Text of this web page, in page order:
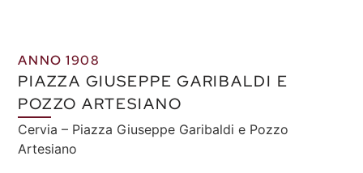
ANNO 1908
PIAZZA GIUSEPPE GARIBALDI E
POZZO ARTESIANO
Cervia – Piazza Giuseppe Garibaldi e Pozzo
Artesiano